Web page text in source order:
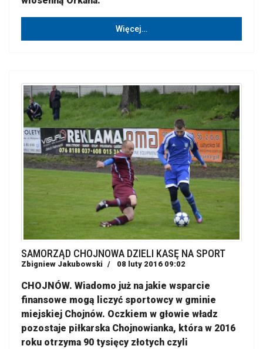
Więcej…
SAMORZĄD CHOJNOWA DZIELI KASĘ NA SPORT
Zbigniew Jakubowski 08 luty 2016 09:02
CHOJNÓW. Wiadomo już na jakie wsparcie
finansowe mogą liczyć sportowcy w gminie
miejskiej Chojnów. Oczkiem w głowie władz
pozostaje piłkarska Chojnowianka, która w 2016
roku otrzyma 90 tysięcy złotych czyli